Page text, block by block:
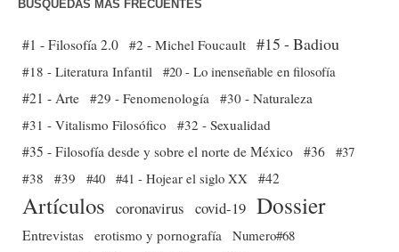
BÚSQUEDAS MÁS FRECUENTES
#1 - Filosofía 2.0 #2 - Michel Foucault #15 - Badiou
#18 - Literatura Infantil #20 - Lo inenseñable en filosofía
#21 - Arte #29 - Fenomenología #30 - Naturaleza
#31 - Vitalismo Filosófico
#32 - Sexualidad
#35 - Filosofía desde y sobre el norte de México #36 #37
#38
#39 #40 #41 - Hojear el siglo XX #42
Artículos coronavirus covid-19 Dossier
Entrevistas erotismo y pornografía Numero#68